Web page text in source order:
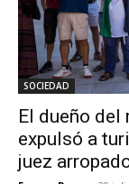
SOCIEDAD
El dueño del
expulsó a
juez